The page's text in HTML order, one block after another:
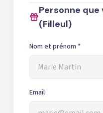
Personne que
(Filleul)
Nom et prénom *
Email